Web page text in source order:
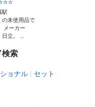
駅
の未使用品で
メーカー
日立。 ...
検索
ョナル セット